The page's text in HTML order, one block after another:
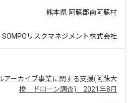
熊本県 阿蘇郡南阿蘇村
SOMPOリスクマネジメント株式会社
アーカイブ事業に関する支援(阿蘇大
橋 ドローン調査) 2021年8月